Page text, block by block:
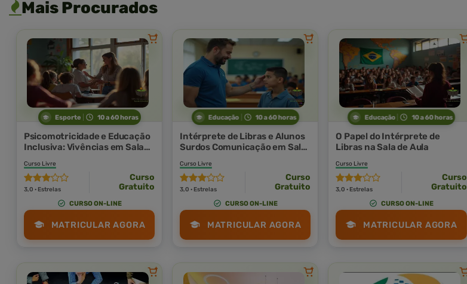
Mais Procurados
Esporte 10 a 60 horas
Psicomotricidade e Educação
Inclusiva: Vivências em Sala
Curso Livre
3,0 · Estrelas
Curso
Gratuito
CURSO ON-LINE
MATRICULAR AGORA
Educação 10 a 60 horas
Intérprete de Libras e Alunos
Surdos Comunicação em Sala
Curso Livre
3,0 · Estrelas
Curso
Gratuito
CURSO ON-LINE
MATRICULAR AGORA
Educação 10 a 60 horas
O Papel do Intérprete de
Libras na Sala de Aula
Curso Livre
3,0 · Estrelas
Curso
Gratuito
CURSO ON-LINE
MATRICULAR AGORA